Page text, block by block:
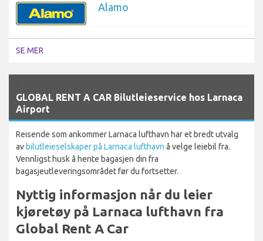
Alamo
SE MER
GLOBAL RENT A CAR Bilutleieservice hos Larnaca
Airport
Reisende som ankommer Larnaca lufthavn har et bredt utvalg
avbilutleieselskaper på Larnaca lufthavn å velge leiebil fra.
Vennligst husk å hente bagasjen din fra
bagasjeutleveringsområdet før du fortsetter.
Nyttig informasjon når du leier
kjøretøy på Larnaca lufthavn fra
Global Rent A Car